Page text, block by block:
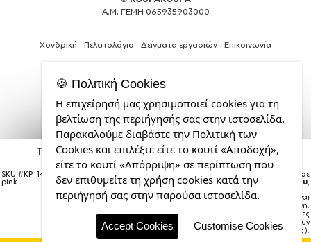
The punisher, ΡΟΖ Travel Tumbler Θερμός με
χερούλι και καλαμάκι 890ml
SKU #KP_14594_travel-mug-handle-
pink
Η παραγγελία σας θα παραδοθεί σε
courier έως τηνΤρίτη 18 Αυγούστου,
Σημείωση:Η παράδοση στο courier είναι
εκτιμώμενη.
1–3 εργάσιμες
ημέρες (ενδέχεται να υπάρξουν
καθυστερήσεις).
Α.Μ. ΓΕΜΗ 065935903000
Χονδρική Πελατολόγιο Δείγματα εργασιών Επικοινωνία
Expert
Web
Development
Services
από
την
CDL.gr
🍪 Πολιτική Cookies
Η επιχείρησή μας χρησιμοποιεί cookies για τη
βελτίωση της περιήγησής σας στην ιστοσελίδα.
Παρακαλούμε διαβάστε την Πολιτική των
Cookies και επιλέξτε είτε το κουτί «Αποδοχή»,
είτε το κουτί «Απόρριψη» σε περίπτωση που
δεν επιθυμείτε τη χρήση cookies κατά την
περιήγησή σας στην παρούσα ιστοσελίδα.
Accept Cookies Customise Cookies